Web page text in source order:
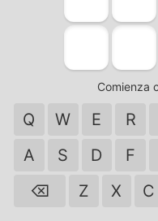
Comienza
Q W E R
A
S D F
⌫
Z X C